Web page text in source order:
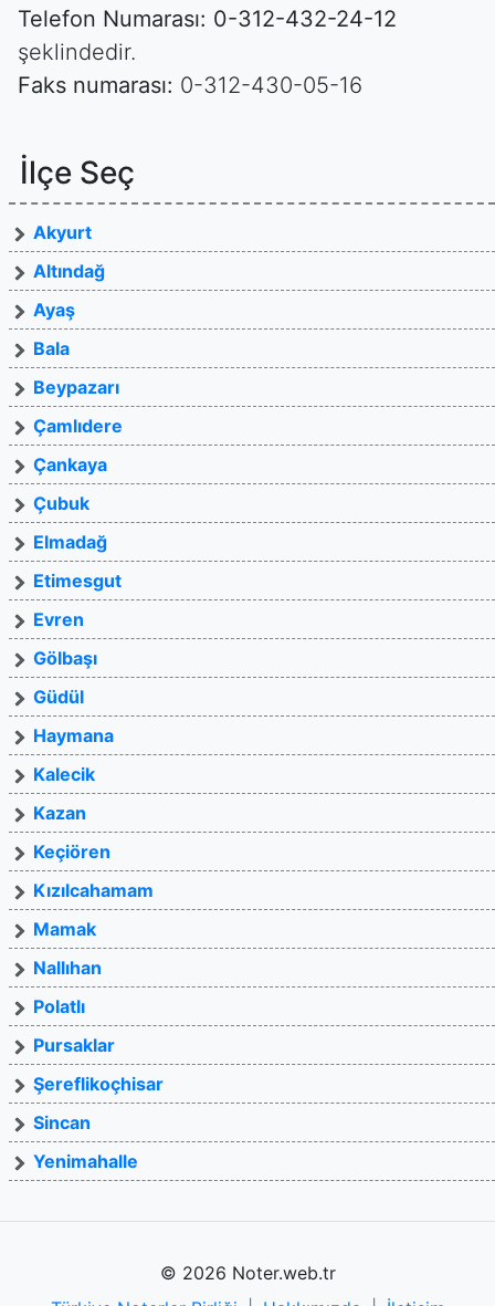
Telefon Numarası: 0-312-432-24-12
şeklindedir.
Faks numarası: 0-312-430-05-16
İlçe Seç
Akyurt
Altındağ
Ayaş
Bala
Beypazarı
Çamlıdere
Çankaya
Çubuk
Elmadağ
Etimesgut
Evren
Gölbaşı
Güdül
Haymana
Kalecik
Kazan
Keçiören
Kızılcahamam
Mamak
Nallıhan
Polatlı
Pursaklar
Şereflikoçhisar
Sincan
Yenimahalle
© 2026 Noter.web.tr